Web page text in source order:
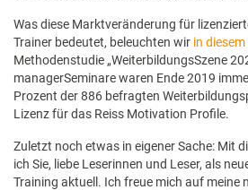
Was diese Marktveränderung für
Trainer bedeutet, beleuchten wir in
Methodenstudie „WeiterbildungsSzene
managerSeminare waren Ende 2019
Prozent der 886 befragten
Lizenz für das Reiss Motivation Profile.
Zuletzt noch etwas in eigener Sache: Mit
ich Sie, liebe Leserinnen und Leser, als
Training aktuell. Ich freue mich auf meine